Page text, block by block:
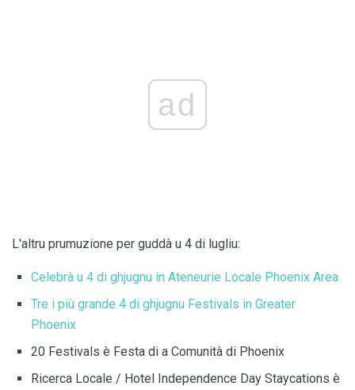
ad
L'altru prumuzione per guddà u 4 di lugliu:
Celebrà u 4 di ghjugnu in Ateneurie Locale Phoenix Area
Tre i più grande 4 di ghjugnu Festivals in Greater
Phoenix
20 Festivals è Festa di a Comunità di Phoenix
Ricerca Locale / Hotel Independence Day Staycations è